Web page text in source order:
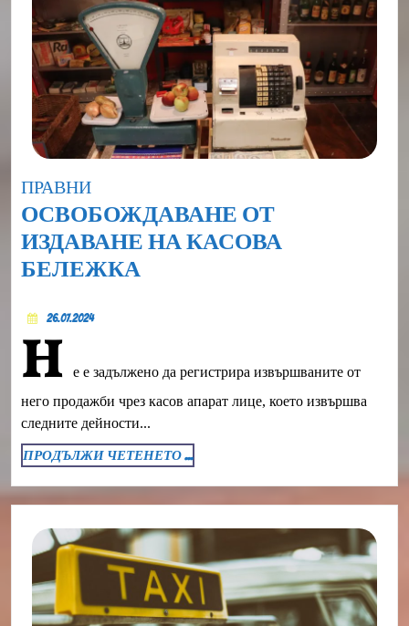
ПРАВНИCategory
ОСВОБОЖДАВАНЕ ОТ
ИЗДАВАНЕ НА КАСОВА
БЕЛЕЖКА
КАСОВА
БЕЛЕЖКА
26.07.2024
Н
е е задължено да регистрира извършваните от
него продажби чрез касов апарат лице, което извършва
следните дейности...
ПРОДЪЛЖИ ЧЕТЕНЕТО ...ПРОДЪЛЖИ